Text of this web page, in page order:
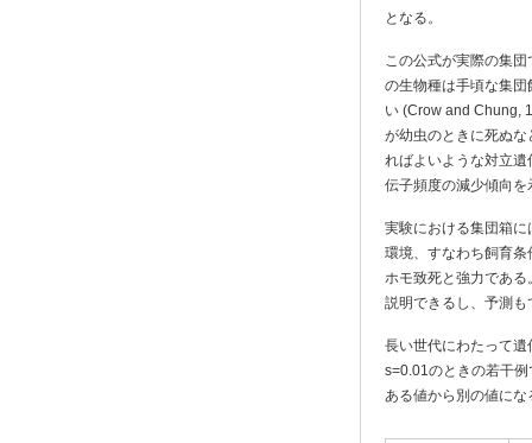
となる。
この公式が実際の集
の生物種は手頃な集
い (Crow and Chung,
が幼虫のときに死ぬ
ればよいような対立
伝子頻度の減少傾向
実験における集団箱
環境、すなわち飼育
ホモ致死と強力であ
説明できるし、予測
長い世代にわたって
s=0.01のときの若干
ある値から別の値に